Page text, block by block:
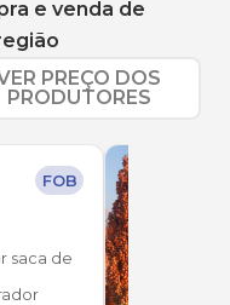
e venda de
PREÇO DOS
PRODUTORES
FOB
saca de